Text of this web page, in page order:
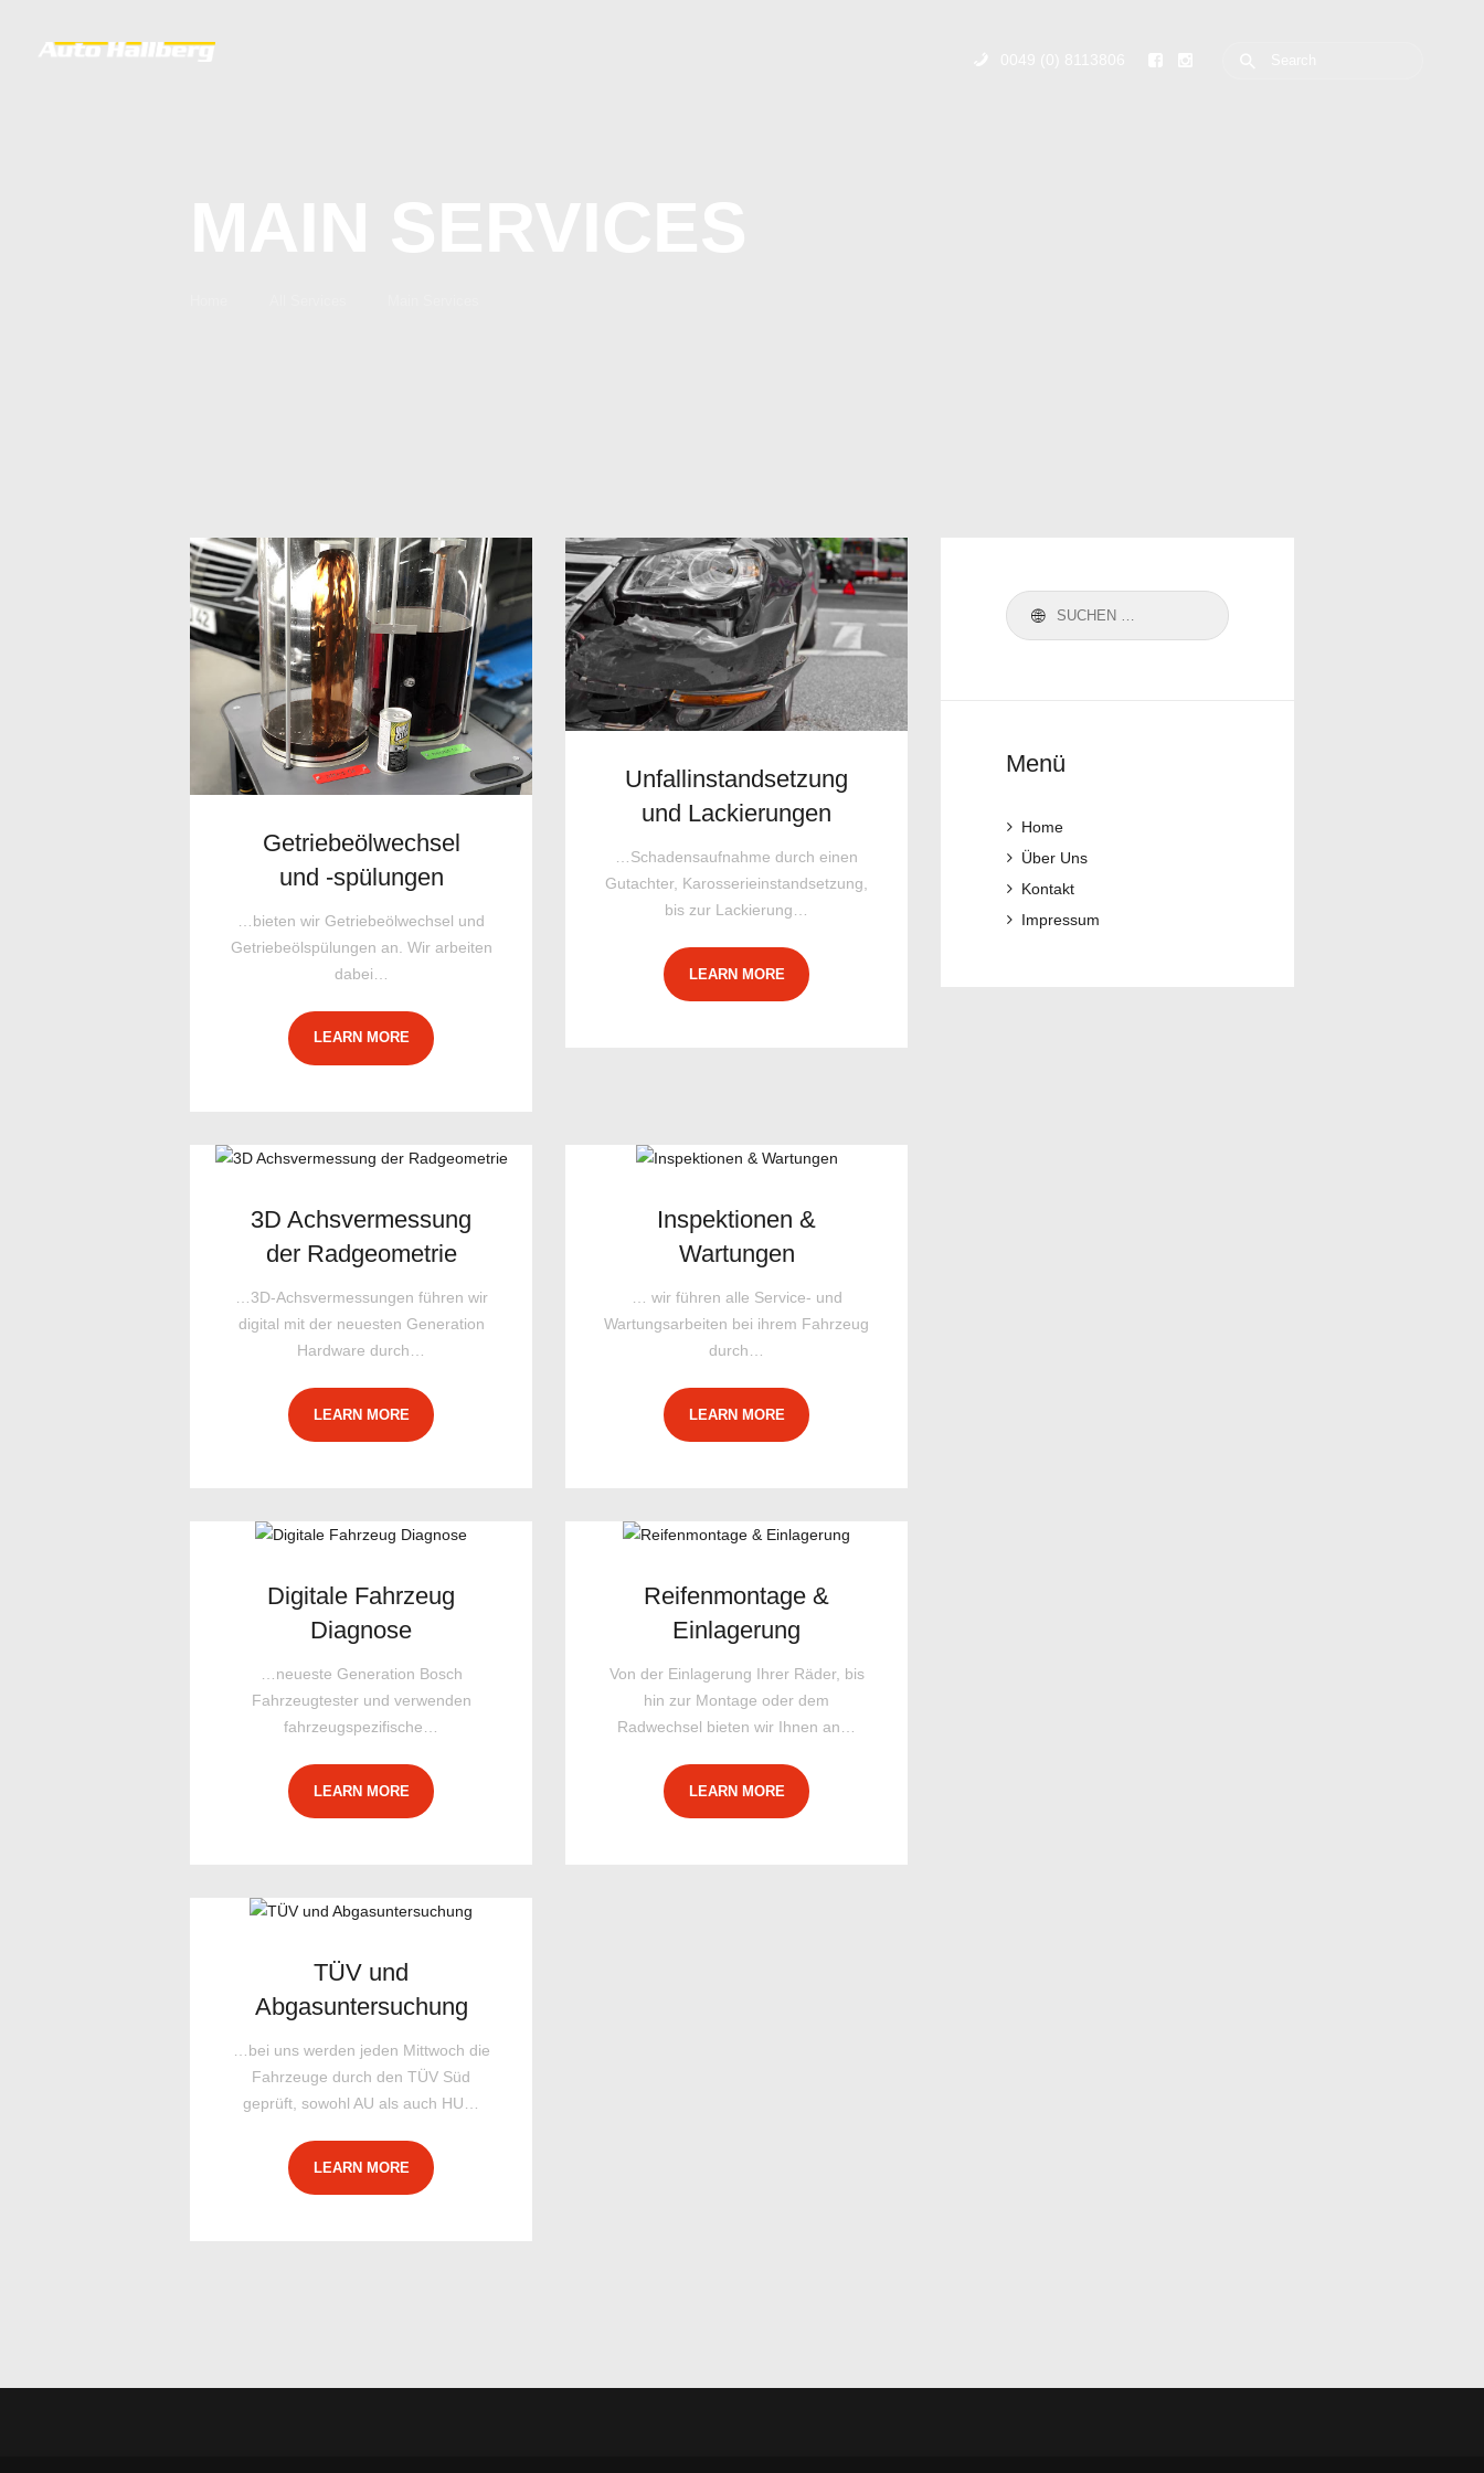
Getriebeölwechsel
und -spülungen
…bieten wir Getriebeölwechsel und
Getriebeölspülungen an. Wir arbeiten
dabei…
LEARN MORE
Unfallinstandsetzung
und Lackierungen
…Schadensaufnahme durch einen
Gutachter, Karosserieinstandsetzung,
bis zur Lackierung…
LEARN MORE
3D Achsvermessung
der Radgeometrie
…3D-Achsvermessungen führen wir
digital mit der neuesten Generation
Hardware durch…
LEARN MORE
Inspektionen &
Wartungen
… wir führen alle Service- und
Wartungsarbeiten bei ihrem Fahrzeug
durch…
LEARN MORE
Digitale Fahrzeug
Diagnose
…neueste Generation Bosch
Fahrzeugtester und verwenden
fahrzeugspezifische…
LEARN MORE
Reifenmontage &
Einlagerung
Von der Einlagerung Ihrer Räder, bis
hin zur Montage oder dem
Radwechsel bieten wir Ihnen an…
LEARN MORE
TÜV und
Abgasuntersuchung
…bei uns werden jeden Mittwoch die
Fahrzeuge durch den TÜV Süd
geprüft, sowohl AU als auch HU…
LEARN MORE
Suchen
nach:
Menü
Home
Über Uns
Kontakt
Impressum